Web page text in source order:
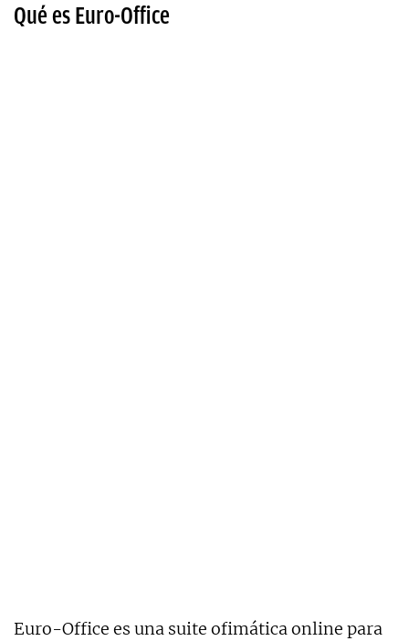
Qué es Euro-Office
Euro-Office es una suite ofimática online para